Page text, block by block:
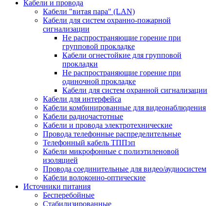
Кабели и провода
Кабели "витая пара" (LAN)
Кабели для систем охранно-пожарной
сигнализации
Не распространяющие горение при
групповой прокладке
Кабели огнестойкие для групповой
прокладки
Не распространяющие горение при
одиночной прокладке
Кабели для систем охранной сигнализации
Кабели для интерфейса
Кабели комбинированные для видеонаблюдения
Кабели радиочастотные
Кабели и провода электротехнические
Провода телефонные распределительные
Телефонный кабель ТППэп
Кабели микрофонные с полиэтиленовой
изоляцией
Провода соединительные для видео/аудиосистем
Кабели волоконно-оптические
Источники питания
Бесперебойные
Стабилизированные